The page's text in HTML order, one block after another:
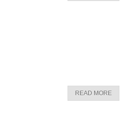
READ MORE